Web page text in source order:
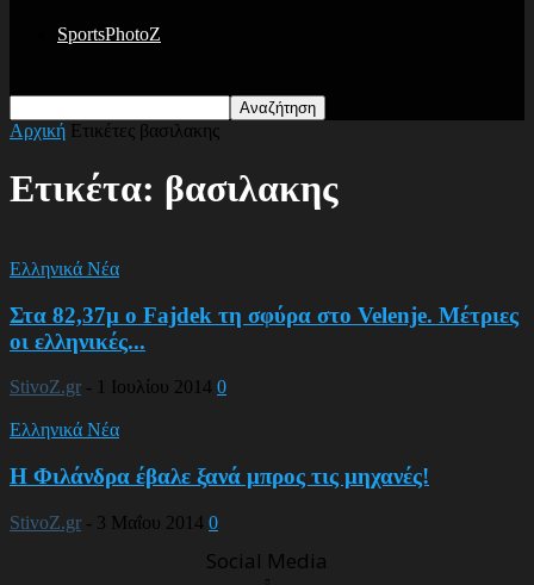
SportsPhotoZ
Αρχική Ετικέτες βασιλακης
Ετικέτα: βασιλακης
Ελληνικά Νέα
Στα 82,37μ ο Fajdek τη σφύρα στο Velenje. Μέτριες
οι ελληνικές...
StivoZ.gr - 1 Ιουλίου 2014 0
Ελληνικά Νέα
Η Φιλάνδρα έβαλε ξανά μπρος τις μηχανές!
StivoZ.gr - 3 Μαΐου 2014 0
Social Media